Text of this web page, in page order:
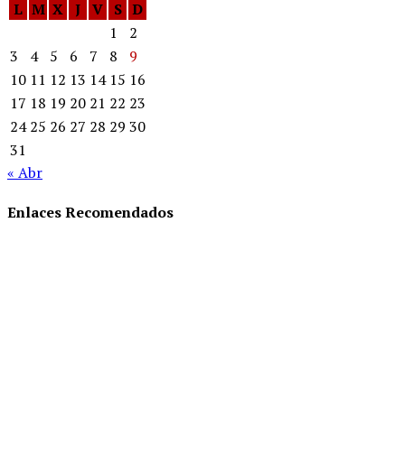
L M X J V S D
1
2
3
4 5 6 7 8
9
10 11 12 13 14 15 16
17 18 19 20 21 22 23
24 25 26 27 28 29 30
31
« Abr
Enlaces Recomendados